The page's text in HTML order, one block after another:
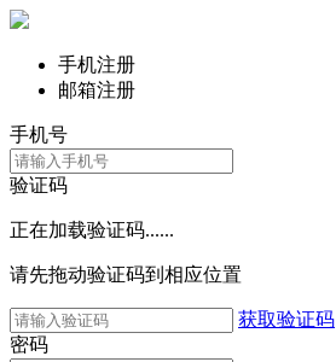
手机注册
邮箱注册
手机号
验证码
正在加载验证码......
请先拖动验证码到相应位置
获取验证码
密码